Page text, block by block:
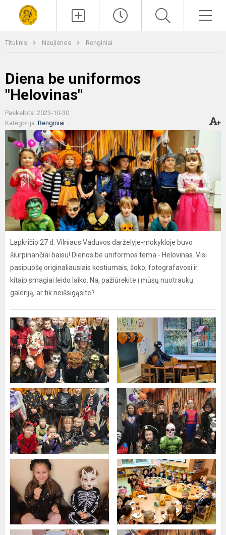
Titulinis Naujienos Renginiai
Diena be uniformos
"Helovinas"
Paskelbta: 2023-10-30
Kategorija: Renginiai
Lapkričio 27 d. Vilniaus Vaduvos darželyje-mokykloje buvo
šiurpinančiai baisu! Dienos be uniformos tema - Helovinas. Visi
pasipuošę originaliausiais kostiumais, šoko, fotografavosi ir
kitaip smagiai leido laiko. Na, pažiūrėkite į mūsų nuotraukų
galeriją, ar tik neišsigąsite?